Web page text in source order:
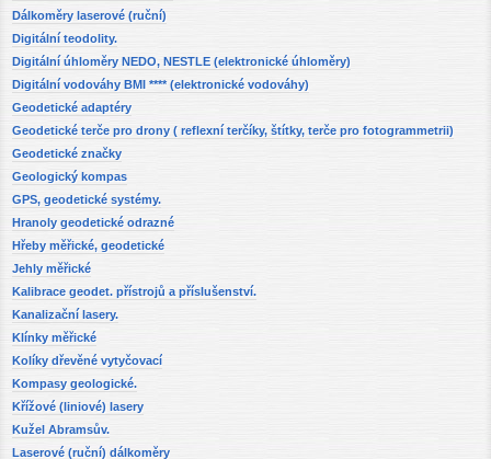
Dálkoměry laserové (ruční)
Digitální teodolity.
Digitální úhloměry NEDO, NESTLE (elektronické úhloměry)
Digitální vodováhy BMI **** (elektronické vodováhy)
Geodetické adaptéry
Geodetické terče pro drony ( reflexní terčíky, štítky, terče pro fotogrammetrii)
Geodetické značky
Geologický kompas
GPS, geodetické systémy.
Hranoly geodetické odrazné
Hřeby měřické, geodetické
Jehly měřické
Kalibrace geodet. přístrojů a příslušenství.
Kanalizační lasery.
Klínky měřické
Kolíky dřevěné vytyčovací
Kompasy geologické.
Křížové (liniové) lasery
Kužel Abramsův.
Laserové (ruční) dálkoměry